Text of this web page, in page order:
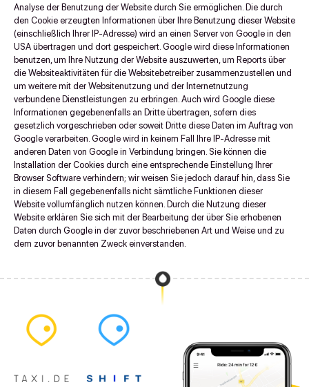
Analyse der Benutzung der Website durch Sie ermöglichen. Die durch
den Cookie erzeugten Informationen über Ihre Benutzung dieser Website
(einschließlich Ihrer IP-Adresse) wird an einen Server von Google in den
USA übertragen und dort gespeichert. Google wird diese Informationen
benutzen, um Ihre Nutzung der Website auszuwerten, um Reports über
die Websiteaktivitäten für die Websitebetreiber zusammenzustellen und
um weitere mit der Websitenutzung und der Internetnutzung
verbundene Dienstleistungen zu erbringen. Auch wird Google diese
Informationen gegebenenfalls an Dritte übertragen, sofern dies
gesetzlich vorgeschrieben oder soweit Dritte diese Daten im Auftrag von
Google verarbeiten. Google wird in keinem Fall Ihre IP-Adresse mit
anderen Daten von Google in Verbindung bringen. Sie können die
Installation der Cookies durch eine entsprechende Einstellung Ihrer
Browser Software verhindern; wir weisen Sie jedoch darauf hin, dass Sie
in diesem Fall gegebenenfalls nicht sämtliche Funktionen dieser
Website vollumfänglich nutzen können. Durch die Nutzung dieser
Website erklären Sie sich mit der Bearbeitung der über Sie erhobenen
Daten durch Google in der zuvor beschriebenen Art und Weise und zu
dem zuvor benannten Zweck einverstanden.